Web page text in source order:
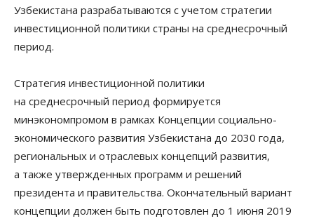
Узбекистана разрабатываются с учетом стратегии
инвестиционной политики страны на среднесрочный
период.
Стратегия инвестиционной политики
на среднесрочный период формируется
минэкономпромом в рамках Концепции социально-
экономического развития Узбекистана до 2030 года,
региональных и отраслевых концепций развития,
а также утвержденных программ и решений
президента и правительства. Окончательный вариант
концепции должен быть подготовлен до 1 июня 2019